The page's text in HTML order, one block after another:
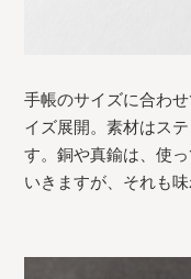
手帳のサイズに合わ
イズ展開。素材はス
す。銅や真鍮は、使
いきますが、それも